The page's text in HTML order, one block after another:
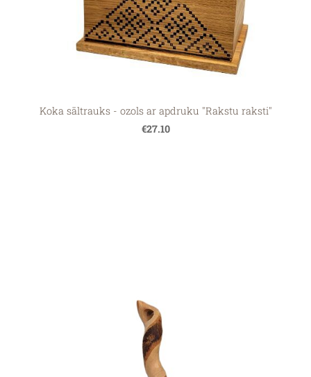
Koka sāltrauks - ozols ar apdruku "Rakstu raksti"
€27.10